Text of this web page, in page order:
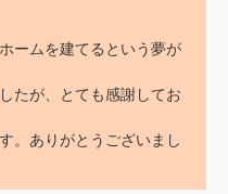
ームを建てるという夢が
たが、とても感謝してお
。ありがとうございまし